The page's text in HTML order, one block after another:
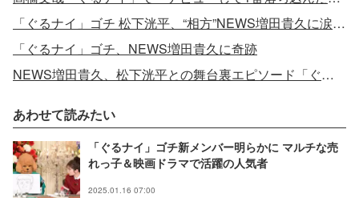
「ぐるナイ」ゴチ 松下洸平、“相方”NEWS増田貴久に涙で別れ
「ぐるナイ」ゴチ、NEWS増田貴久に奇跡
NEWS増田貴久、松下洸平との舞台裏エピソード「ぐるナイ」エール届く
あわせて読みたい
「ぐるナイ」ゴチ新メンバー明らかに マルチな売
れっ子＆映画ドラマで活躍の人気者
2025.01.16 07:00